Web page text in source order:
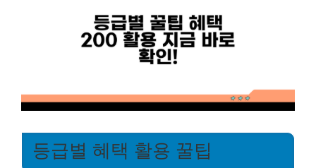
등급별 혜택 활용 꿀팁